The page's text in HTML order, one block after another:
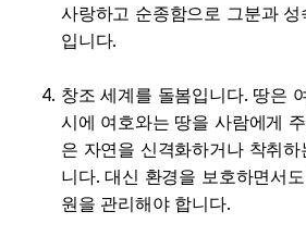
사랑하고 순종함으로 그분과
입니다.
창조 세계를 돌봄입니다. 땅은
시에 여호와는 땅을 사람에게
은 자연을 신격화하거나 착취
니다. 대신 환경을 보호하면서
원을 관리해야 합니다.